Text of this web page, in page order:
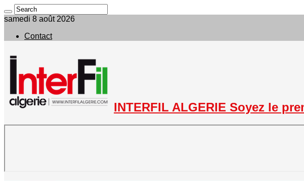
samedi 8 août 2026
Contact
INTERFIL ALGERIE Soyez le